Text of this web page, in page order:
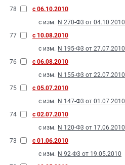
78
с 06.10.2010
с изм. N 270-Ф3 от 04.10.2010
77
с 10.08.2010
с изм. N 195-Ф3 от 27.07.2010
76
с 06.08.2010
с изм. N 155-Ф3 от 22.07.2010
75
с 05.07.2010
с изм. N 147-Ф3 от 01.07.2010
74
с 02.07.2010
с изм. N 120-Ф3 от 17.06.2010
73
с 01.06.2010
с изм. N 92-Ф3 от 19.05.2010